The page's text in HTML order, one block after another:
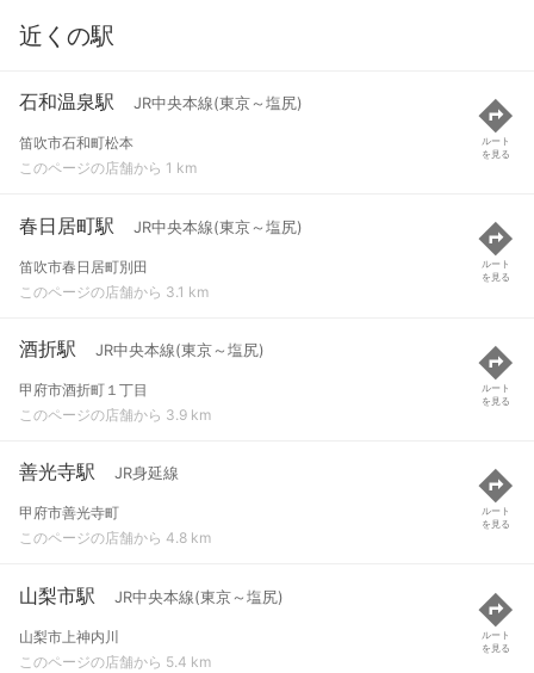
近くの駅
石和温泉駅 JR中央本線(東京～塩尻)
笛吹市石和町松本
このページの店舗から 1 km
ルート
を見る
春日居町駅 JR中央本線(東京～塩尻)
笛吹市春日居町別田
このページの店舗から 3.1 km
ルート
を見る
酒折駅 JR中央本線(東京～塩尻)
甲府市酒折町１丁目
このページの店舗から 3.9 km
ルート
を見る
善光寺駅 JR身延線
甲府市善光寺町
このページの店舗から 4.8 km
ルート
を見る
山梨市駅 JR中央本線(東京～塩尻)
山梨市上神内川
このページの店舗から 5.4 km
ルート
を見る